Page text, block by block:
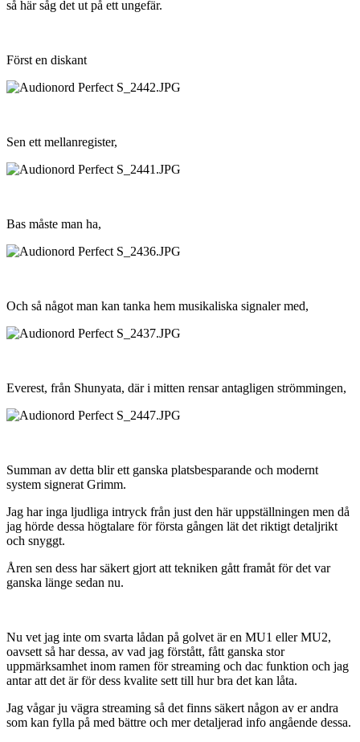
så här såg det ut på ett ungefär.
Först en diskant
Sen ett mellanregister,
Bas måste man ha,
Och så något man kan tanka hem musikaliska signaler med,
Everest, från Shunyata, där i mitten rensar antagligen strömmingen,
Summan av detta blir ett ganska platsbesparande och modernt
system signerat Grimm.
Jag har inga ljudliga intryck från just den här uppställningen men då
jag hörde dessa högtalare för första gången lät det riktigt detaljrikt
och snyggt.
Åren sen dess har säkert gjort att tekniken gått framåt för det var
ganska länge sedan nu.
Nu vet jag inte om svarta lådan på golvet är en MU1 eller MU2,
oavsett så har dessa, av vad jag förstått, fått ganska stor
uppmärksamhet inom ramen för streaming och dac funktion och jag
antar att det är för dess kvalite sett till hur bra det kan låta.
Jag vågar ju vägra streaming så det finns säkert någon av er andra
som kan fylla på med bättre och mer detaljerad info angående dessa.